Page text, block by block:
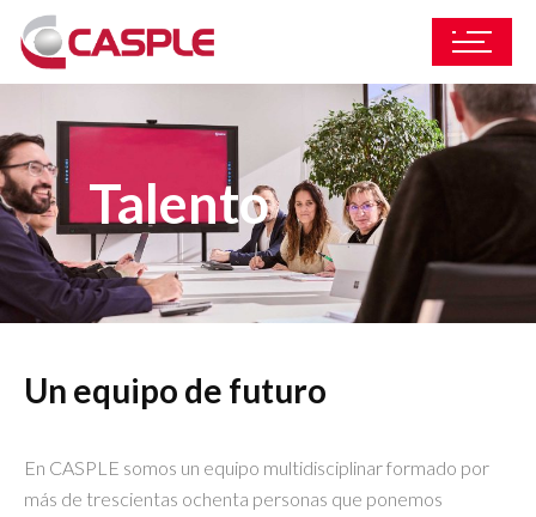
Talento
Un equipo de futuro
En CASPLE somos un equipo multidisciplinar formado por
más de trescientas ochenta personas que ponemos